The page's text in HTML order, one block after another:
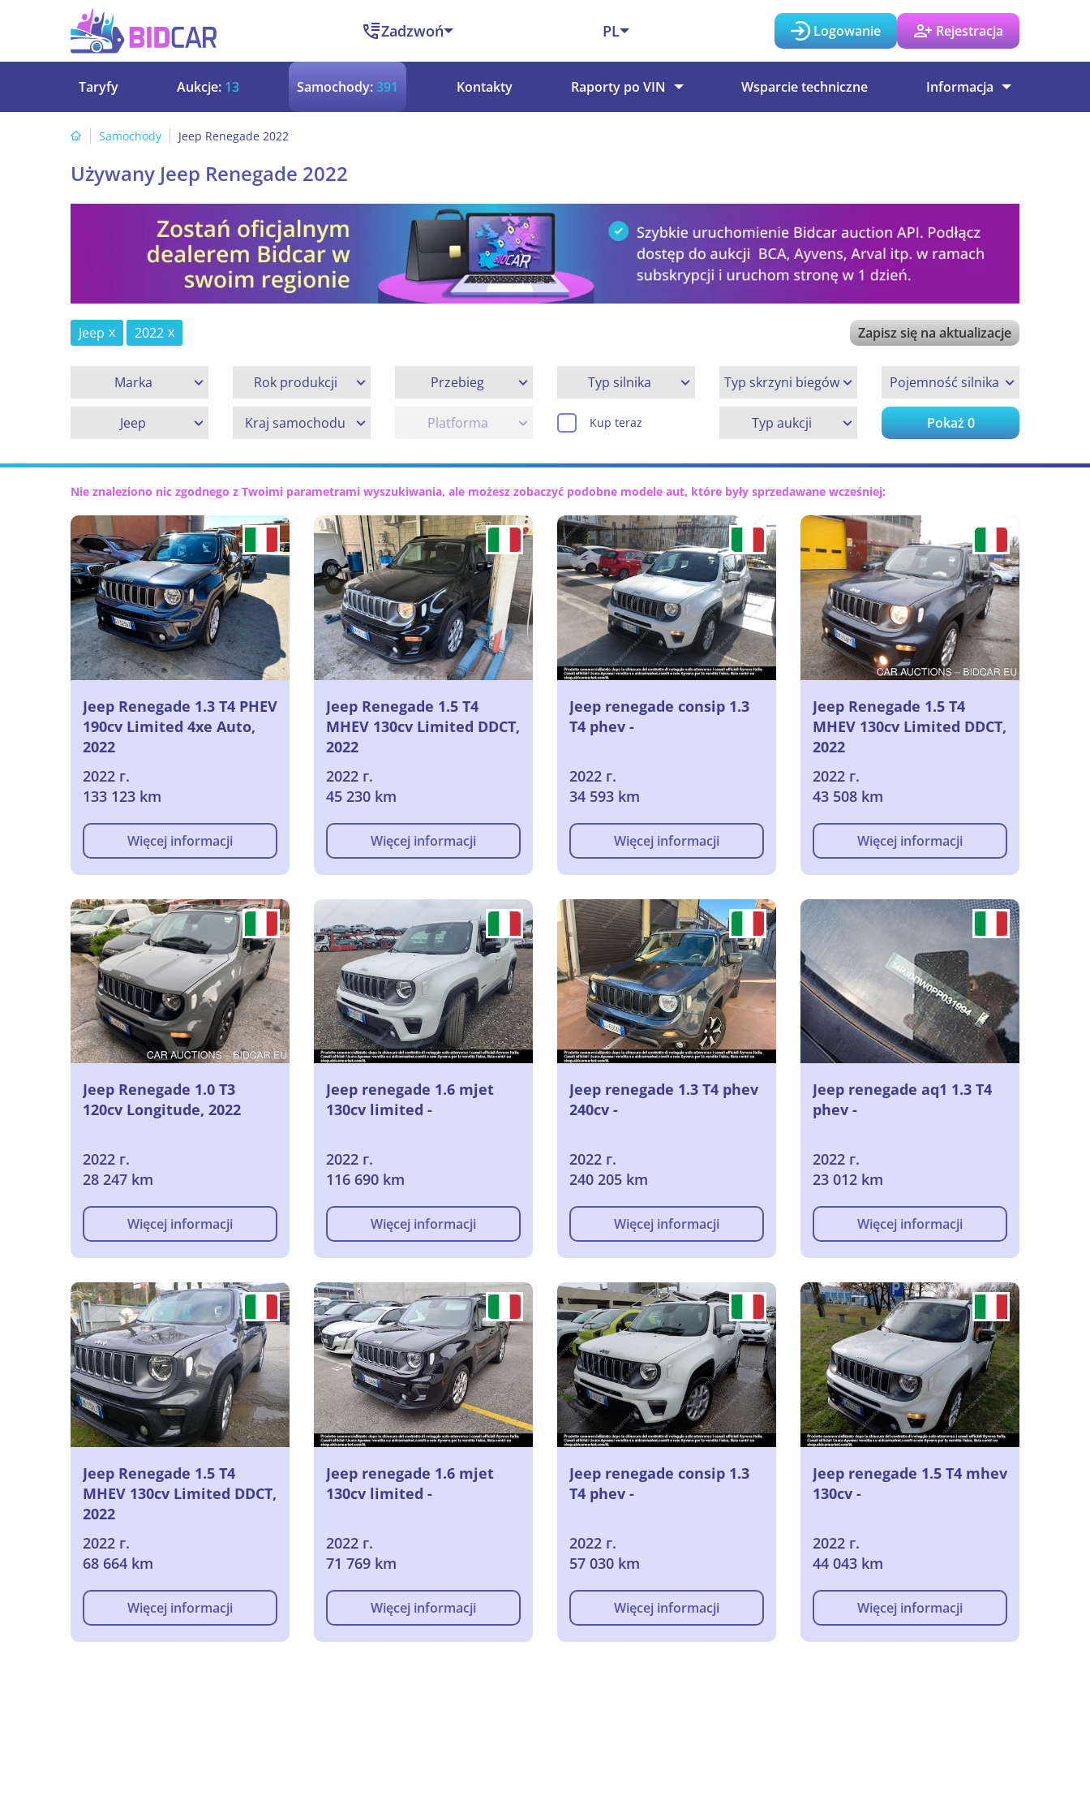
Zadzwoń PL Logowanie Rejestracja
Taryfy Aukcje: 13 Samochody:391 Kontakty Raporty po VIN Wsparcie techniczne Informacja
Samochody Jeep Renegade 2022
Używany Jeep Renegade 2022
Jeep 2022 Zapisz się na aktualizacje
Marka
Jeep
Rok produkcji Przebieg Typ silnika Typ skrzyni biegów Pojemność silnika
Kraj samochodu Platforma Kup teraz Typ aukcji Pokaż0
Nie znaleziono nic zgodnego z Twoimi parametrami wyszukiwania, ale możesz zobaczyć podobne modele aut, które były sprzedawane wcześniej:
Jeep Renegade 1.3 T4 PHEV
190cv Limited 4xe Auto,
2022
2022 г.
133 123 km
Więcej informacji
Jeep Renegade 1.5 T4
MHEV 130cv Limited DDCT,
2022
2022 г.
45 230 km
Więcej informacji
Jeep renegade consip 1.3
T4 phev -
2022 г.
34 593 km
Więcej informacji
Jeep Renegade 1.5 T4
MHEV 130cv Limited DDCT,
2022
2022 г.
43 508 km
Więcej informacji
Jeep Renegade 1.0 T3
120cv Longitude, 2022
2022 г.
28 247 km
Więcej informacji
Jeep renegade 1.6 mjet
130cv limited -
2022 г.
116 690 km
Więcej informacji
Jeep renegade 1.3 T4 phev
240cv -
2022 г.
240 205 km
Więcej informacji
Jeep renegade aq1 1.3 T4
phev -
2022 г.
23 012 km
Więcej informacji
Jeep Renegade 1.5 T4
MHEV 130cv Limited DDCT,
2022
2022 г.
68 664 km
Więcej informacji
Jeep renegade 1.6 mjet
130cv limited -
2022 г.
71 769 km
Więcej informacji
Jeep renegade consip 1.3
T4 phev -
2022 г.
57 030 km
Więcej informacji
Jeep renegade 1.5 T4 mhev
130cv -
2022 г.
44 043 km
Więcej informacji